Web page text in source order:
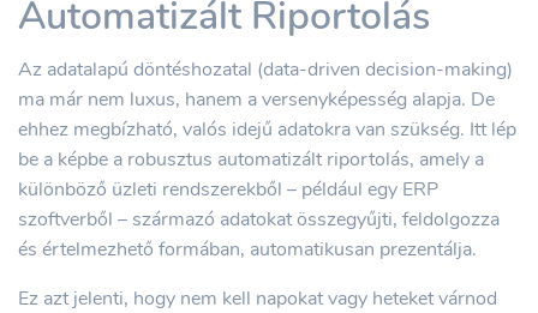
Automatizált Riportolás
Az adatalapú döntéshozatal (data-driven decision-making)
ma már nem luxus, hanem a versenyképesség alapja. De
ehhez megbízható, valós idejű adatokra van szükség. Itt lép
be a képbe a robusztus automatizált riportolás, amely a
különböző üzleti rendszerekből – például egy ERP
szoftverből – származó adatokat összegyűjti, feldolgozza
és értelmezhető formában, automatikusan prezentálja.
Ez azt jelenti, hogy nem kell napokat vagy heteket várnod